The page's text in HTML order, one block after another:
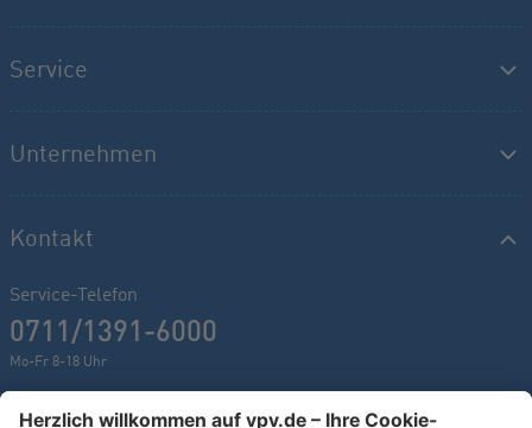
Service
Unternehmen
Kontakt
Service-Telefon
0711/1391-6000
Mo-Fr 8-18 Uhr
Kontaktformular